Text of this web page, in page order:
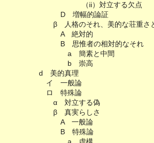
（ii）対立する欠点
D 増幅的論証
β 人格のそれ、美的な荘重さと
A 絶対的
B 思惟者の相対的なそれ
a 簡素と中間
b 崇高
d 美的真理
イ 一般論
ロ 特殊論
α 対立する偽
β 真実らしさ
A 一般論
B 特殊論